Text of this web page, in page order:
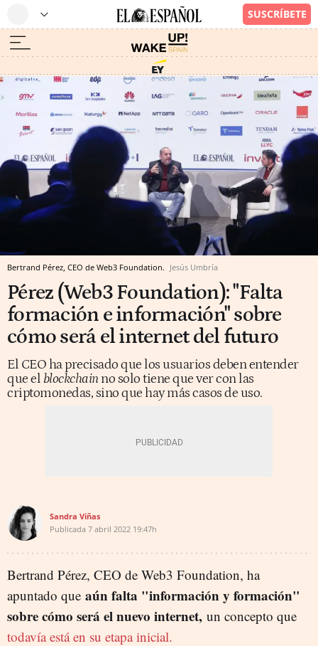
Bertrand Pérez, CEO de Web3 Foundation. Jesús Umbría
Pérez (Web3 Foundation): "Falta
formación e información" sobre
cómo será el internet del futuro
El CEO ha precisado que los usuarios deben entender
que el blockchain no solo tiene que ver con las
criptomonedas, sino que hay más casos de uso.
Sandra Viñas
Publicada 7 abril 2022 19:47h
Bertrand Pérez, CEO de Web3 Foundation, ha
apuntado que aún falta "información y formación"
sobre cómo será el nuevo internet, un concepto que
todavía está en su etapa inicial.